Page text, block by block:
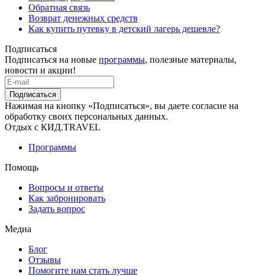
Обратная связь
Возврат денежных средств
Как купить путевку в детский лагерь дешевле?
Подписаться
Подписаться на новые программы, полезные материалы,
новости и акции!
Подписаться
Нажимая на кнопку «Подписаться», вы даете согласие на
обработку своих персональных данных.
Отдых с КИД.TRAVEL
Программы
Помощь
Вопросы и ответы
Как забронировать
Задать вопрос
Медиа
Блог
Отзывы
Помогите нам стать лучше